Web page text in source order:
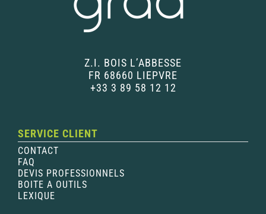
Z.I. BOIS L’ABBESSE
FR 68660 LIEPVRE
+33 3 89 58 12 12
SERVICE CLIENT
CONTACT
FAQ
DEVIS PROFESSIONNELS
BOITE A OUTILS
LEXIQUE